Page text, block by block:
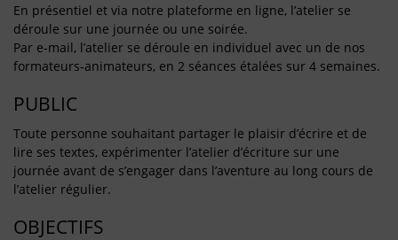
En présentiel et via notre plateforme en ligne, l’atelier se
déroule sur une journée ou une soirée.
Par e-mail, l’atelier se déroule en individuel avec un de nos
formateurs-animateurs, en 2 séances étalées sur 4 semaines.
PUBLIC
Toute personne souhaitant partager le plaisir d’écrire et de
lire ses textes, expérimenter l’atelier d’écriture sur une
journée avant de s’engager dans l’aventure au long cours de
l’atelier régulier.
OBJECTIFS